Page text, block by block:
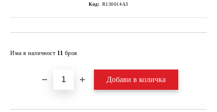
Код: R130014A3
Има в наличност 11 броя